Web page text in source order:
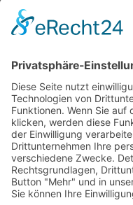
Pflichtveranstaltung für die
Perspektivkaders. Anstelle
Im Springen bleibt es
Nationenpreise als
können sich die
Deutschen Meisterschaft
Den Vielseitigkeitsreitern
wo vom 16. bis 20. Juni
die Deutsche
eine Nominierung
Sterne-Turnieren und
Anders als bei allen
Pferdesport liegt die
den Olympischen Spielen
(DOSB). Das DOKR
Nominierungsvorschlag.